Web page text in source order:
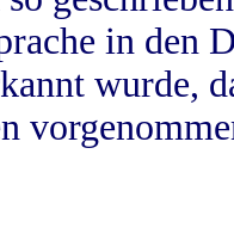
in
wurde,